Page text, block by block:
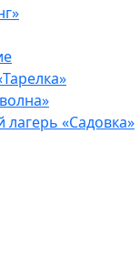
«Садовка»